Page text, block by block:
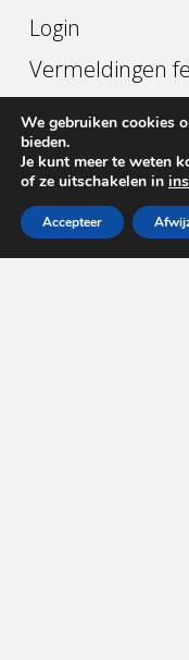
Login
Vermeldingen
Reacties feed
WordPress.org
We gebruiken cookies
bieden.
Je kunt meer te weten
of ze uitschakelen in
Accepteer